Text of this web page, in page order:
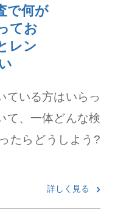
で何が
てお
レン
ている方はいらっ
て、一体どんな検
たらどうしよう?
詳しく見る